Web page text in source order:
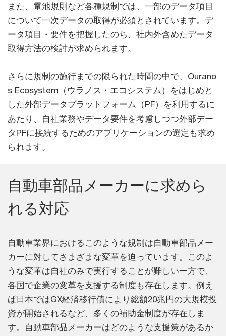
また、電池規則など各種規制では、一部のデータ項目
について一次データの取得が必須とされています。デ
ータ項目・要件を把握したのち、社内外含めたデータ
取得方法の検討が求められます。
さらに規制の施行までの限られた時間の中で、Ourano
s Ecosystem（ウラノス・エコシステム）をはじめと
した外部データプラットフォーム（PF）を利用するに
あたり、自社業務やデータ要件を考慮しつつ外部デー
タPFに接続するためのアプリケーションの選定も求め
られます。
自動車部品メーカーに求めら
れる対応
自動車業界におけるこのような規制は自動車部品メー
カーに対してさまざまな変革を迫っています。このよ
うな変革は自社のみで実行することが難しい一方で、
各国で企業の変革を支援する制度も存在します。例え
ば日本ではGX経済移行債により総額20兆円の大規模投
資が開始されるなど、多くの補助金制度が存在しま
す。自動車部品メーカーはどのような支援策があるか